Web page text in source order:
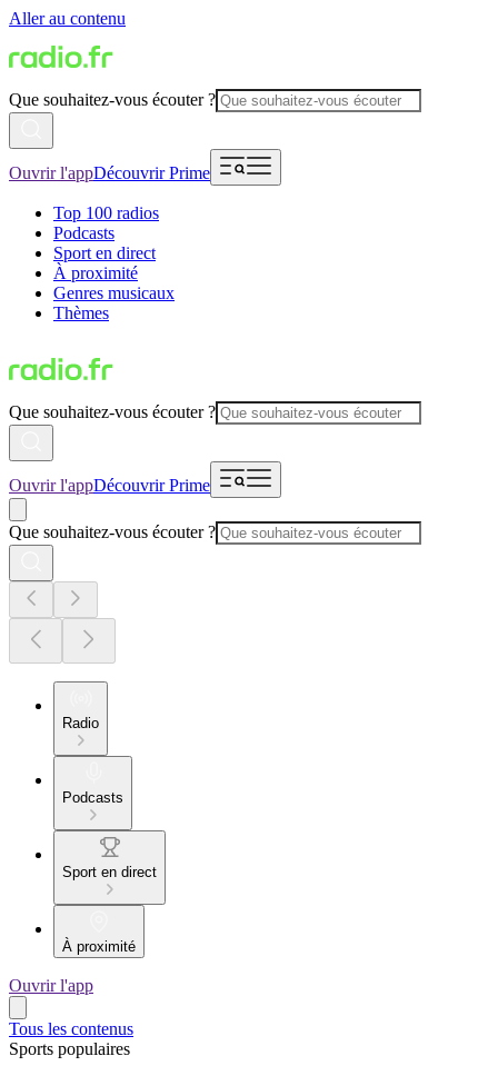
Aller au contenu
Que souhaitez-vous écouter ?
Ouvrir l'appDécouvrir Prime
Top 100 radios
Podcasts
Sport en direct
À proximité
Genres musicaux
Thèmes
Que souhaitez-vous écouter ?
Ouvrir l'appDécouvrir Prime
Que souhaitez-vous écouter ?
Radio
Podcasts
Sport en direct
À proximité
Ouvrir l'app
Tous les contenus
Sports populaires